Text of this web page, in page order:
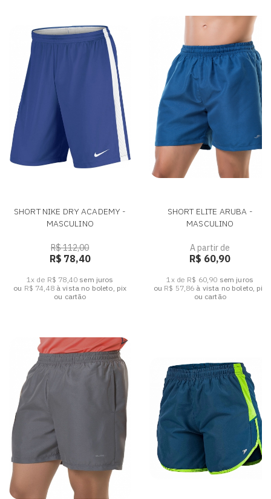
SHORT NIKE DRY ACADEMY -
MASCULINO
R$ 112,00
R$ 78,40
1x de R$ 78,40 sem juros
ou R$ 74,48à vista no boleto, pix
ou cartão
SHORT ELITE ARUBA -
MASCULINO
A partir de
R$ 60,90
1x de R$ 60,90 sem juros
ou R$ 57,86 à vista no boleto, pix
ou cartão